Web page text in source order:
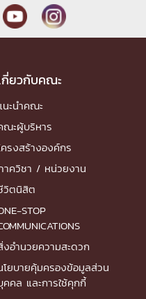
กี่ยวกับคณะ
นะนำคณะ
ณะผู้บริหาร
ครงสร้างองค์กร
าควิชา / หน่วยงาน
วิตนิสิต
STOP
งอำนวยความสะดวก
โยบายคุ้มครองข้อมูลส่วน
คคล และการใช้คุกกี้